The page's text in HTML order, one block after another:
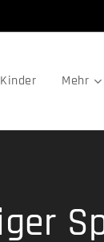
Mehr